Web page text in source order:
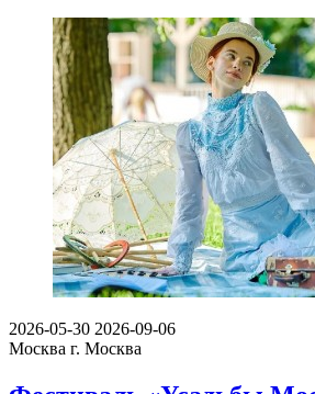
2026-05-30 2026-09-06
Москва г. Москва